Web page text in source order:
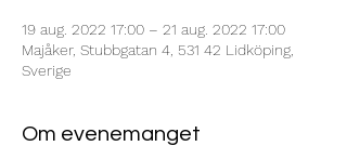
19 aug. 2022 17:00 – 21 aug. 2022 17:00
Majåker, Stubbgatan 4, 531 42 Lidköping,
Sverige
Om evenemanget